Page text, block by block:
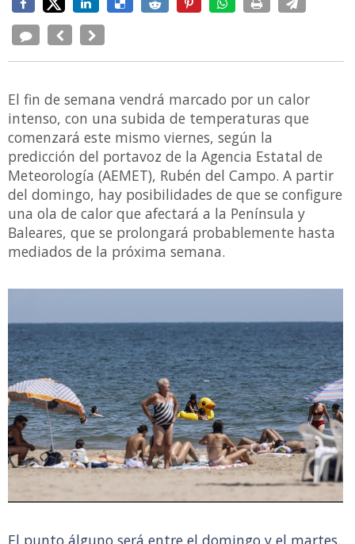
El fin de semana vendrá marcado por un calor
intenso, con una subida de temperaturas que
comenzará este mismo viernes, según la
predicción del portavoz de la Agencia Estatal de
Meteorología (AEMET), Rubén del Campo. A partir
del domingo, hay posibilidades de que se configure
una ola de calor que afectará a la Península y
Baleares, que se prolongará probablemente hasta
mediados de la próxima semana.
El punto álguno será entre el domingo y el martes,